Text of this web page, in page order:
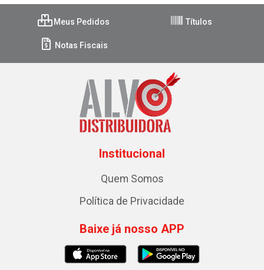
Meus Pedidos Títulos
Notas Fiscais
Institucional
Quem Somos
Política de Privacidade
Baixe já nosso APP